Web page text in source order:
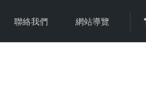
聯絡我們 網站導覽